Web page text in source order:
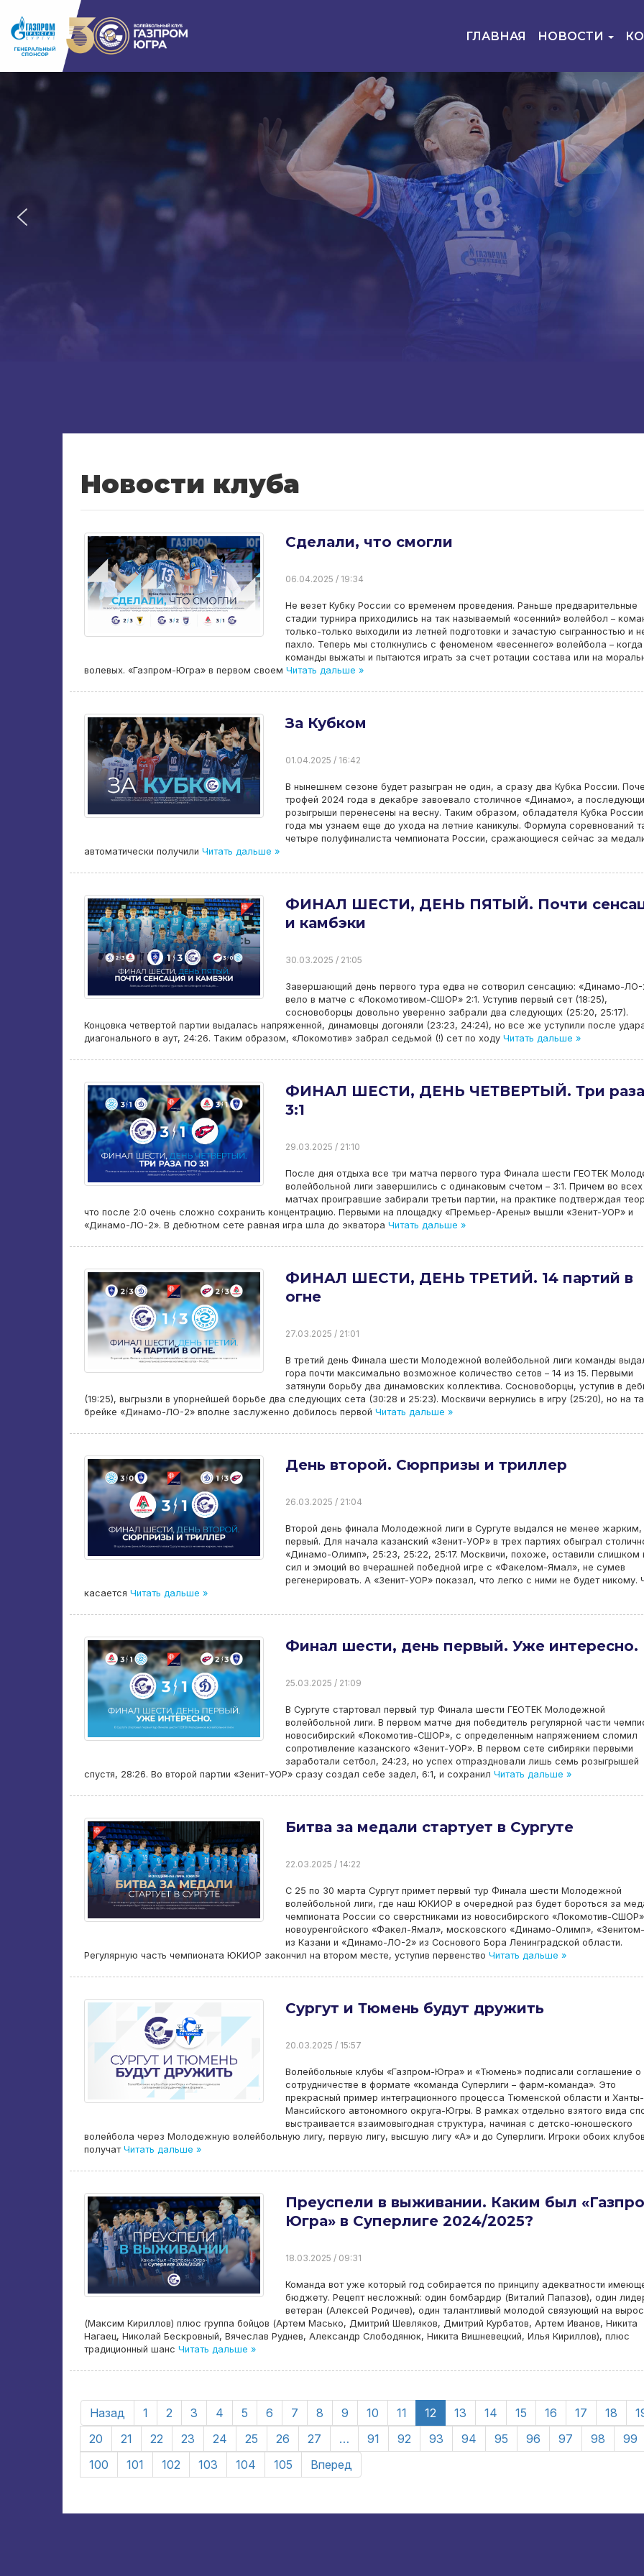
ГЛАВНАЯ НОВОСТИ
Новости клуба
Сделали, что смогли
06.04.2025 / 19:34
Не везет Кубку России со временем проведения. Раньше предварительные
стадии турнира приходились на так называемый «осенний» волейбол –
только-только выходили из летней подготовки и зачастую сыгранностью и
пахло. Теперь мы столкнулись с феноменом «весеннего» волейбола – когда
команды выжаты и пытаются играть за счет ротации состава или на
волевых. «Газпром-Югра» в первом своем Читать дальше »
За Кубком
01.04.2025 / 16:42
В нынешнем сезоне будет разыгран не один, а сразу два Кубка России.
трофей 2024 года в декабре завоевало столичное «Динамо», а
розыгрыши перенесены на весну. Таким образом, обладателя Кубка
года мы узнаем еще до ухода на летние каникулы. Формула соревнований
четыре полуфиналиста чемпионата России, сражающиеся сейчас за
автоматически получили Читать дальше »
ФИНАЛ ШЕСТИ, ДЕНЬ ПЯТЫЙ. Почти
и камбэки
30.03.2025 / 21:05
Завершающий день первого тура едва не сотворил сенсацию: «Динамо-ЛО-
вело в матче с «Локомотивом-СШОР» 2:1. Уступив первый сет (18:25),
сосновоборцы довольно уверенно забрали два следующих (25:20, 25:17).
Концовка четвертой партии выдалась напряженной, динамовцы догоняли (23:23, 24:24), но все же уступили после
диагонального в аут, 24:26. Таким образом, «Локомотив» забрал седьмой (!) сет по ходу Читать дальше »
ФИНАЛ ШЕСТИ, ДЕНЬ ЧЕТВЕРТЫЙ. Три
3:1
29.03.2025 / 21:10
После дня отдыха все три матча первого тура Финала шести ГЕОТЕК
волейбольной лиги завершились с одинаковым счетом – 3:1. Причем во всех
матчах проигравшие забирали третьи партии, на практике подтверждая
что после 2:0 очень сложно сохранить концентрацию. Первыми на площадку «Премьер-Арены» вышли «Зенит-УОР» и
«Динамо-ЛО-2». В дебютном сете равная игра шла до экватора Читать дальше »
ФИНАЛ ШЕСТИ, ДЕНЬ ТРЕТИЙ. 14 партий в
огне
27.03.2025 / 21:01
В третий день Финала шести Молодежной волейбольной лиги команды
гора почти максимально возможное количество сетов – 14 из 15. Первыми
затянули борьбу два динамовских коллектива. Сосновоборцы, уступив в
(19:25), выгрызли в упорнейшей борьбе два следующих сета (30:28 и 25:23). Москвичи вернулись в игру (25:20), но на
брейке «Динамо-ЛО-2» вполне заслуженно добилось первой Читать дальше »
День второй. Сюрпризы и триллер
26.03.2025 / 21:04
Второй день финала Молодежной лиги в Сургуте выдался не менее
первый. Для начала казанский «Зенит-УОР» в трех партиях обыграл
«Динамо-Олимп», 25:23, 25:22, 25:17. Москвичи, похоже, оставили слишком
сил и эмоций во вчерашней победной игре с «Факелом-Ямал», не сумев
регенерировать. А «Зенит-УОР» показал, что легко с ними не будет никому.
касается Читать дальше »
Финал шести, день первый. Уже интересно.
25.03.2025 / 21:09
В Сургуте стартовал первый тур Финала шести ГЕОТЕК Молодежной
волейбольной лиги. В первом матче дня победитель регулярной части
новосибирский «Локомотив-СШОР», с определенным напряжением сломил
сопротивление казанского «Зенит-УОР». В первом сете сибиряки первыми
заработали сетбол, 24:23, но успех отпраздновали лишь семь розыгрышей
спустя, 28:26. Во второй партии «Зенит-УОР» сразу создал себе задел, 6:1, и сохранил Читать дальше »
Битва за медали стартует в Сургуте
22.03.2025 / 14:22
С 25 по 30 марта Сургут примет первый тур Финала шести Молодежной
волейбольной лиги, где наш ЮКИОР в очередной раз будет бороться за
чемпионата России со сверстниками из новосибирского «Локомотив-
новоуренгойского «Факел-Ямал», московского «Динамо-Олимп»,
из Казани и «Динамо-ЛО-2» из Соснового Бора Ленинградской области.
Регулярную часть чемпионата ЮКИОР закончил на втором месте, уступив первенство Читать дальше »
Сургут и Тюмень будут дружить
20.03.2025 / 15:57
Волейбольные клубы «Газпром-Югра» и «Тюмень» подписали соглашение о
сотрудничестве в формате «команда Суперлиги – фарм-команда». Это
прекрасный пример интеграционного процесса Тюменской области и Ханты-
Мансийского автономного округа-Югры. В рамках отдельно взятого вида
выстраивается взаимовыгодная структура, начиная с детско-юношеского
волейбола через Молодежную волейбольную лигу, первую лигу, высшую лигу «А» и до Суперлиги. Игроки обоих клубов
получатЧитать дальше »
Преуспели в выживании. Каким был
Югра» в Суперлиге 2024/2025?
18.03.2025 / 09:31
Команда вот уже который год собирается по принципу адекватности
бюджету. Рецепт несложный: один бомбардир (Виталий Папазов), один
ветеран (Алексей Родичев), один талантливый молодой связующий на
(Максим Кириллов) плюс группа бойцов (Артем Масько, Дмитрий Шевляков, Дмитрий Курбатов, Артем Иванов, Никита
Нагаец, Николай Бескровный, Вячеслав Руднев, Александр Слободянюк, Никита Вишневецкий, Илья Кириллов), плюс
традиционный шанс Читать дальше »
Назад 1 2 3 4 5 6 7 8 9 10 11 12 13 14 15 16 17 18
20
21 22 23 24 25 26 27 … 91 92 93 94 95 96 97 98
99
100
101 102 103 104 105 Вперед